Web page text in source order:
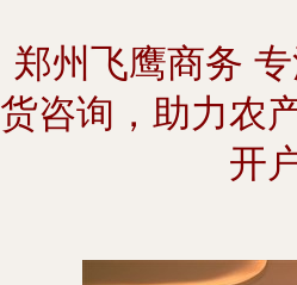
郑州飞鹰商务
货咨询，助力农
开